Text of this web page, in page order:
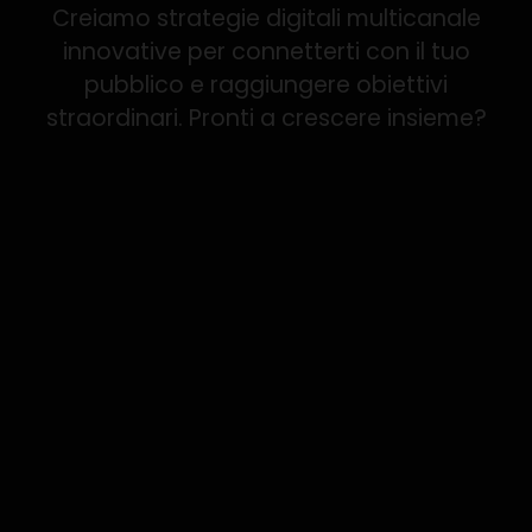
Creiamo strategie digitali multicanale
innovative per connetterti con il tuo
pubblico e raggiungere obiettivi
straordinari. Pronti a crescere insieme?